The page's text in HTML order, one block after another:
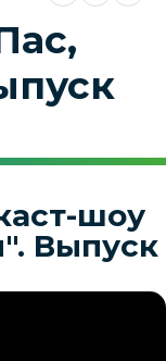
шоу
Выпуск